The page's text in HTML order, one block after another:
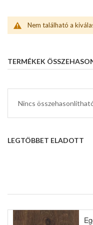
Nem található a
TERMÉKEK
Nincs
LEGTÖBBET ELADOTT